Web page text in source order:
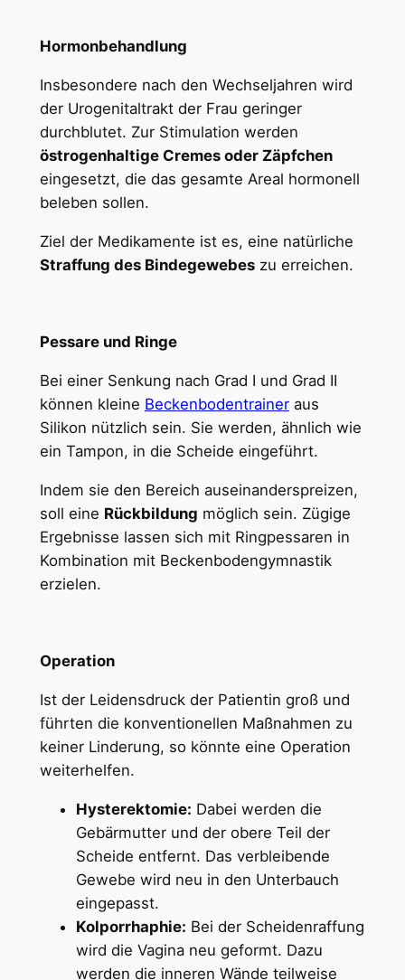
Hormonbehandlung
Insbesondere nach den Wechseljahren wird
der Urogenitaltrakt der Frau geringer
durchblutet. Zur Stimulation werden
östrogenhaltige Cremes oder Zäpfchen
eingesetzt, die das gesamte Areal hormonell
beleben sollen.
Ziel der Medikamente ist es, eine natürliche
Straffung des Bindegewebeszu erreichen.
Pessare und Ringe
Bei einer Senkung nach Grad I und Grad II
können kleine Beckenbodentraineraus
Silikon nützlich sein. Sie werden, ähnlich wie
ein Tampon, in die Scheide eingeführt.
Indem sie den Bereich auseinanderspreizen,
soll eine Rückbildung möglich sein. Zügige
Ergebnisse lassen sich mit Ringpessaren in
Kombination mit Beckenbodengymnastik
erzielen.
Operation
Ist der Leidensdruck der Patientin groß und
führten die konventionellen Maßnahmen zu
keiner Linderung, so könnte eine Operation
weiterhelfen.
Hysterektomie: Dabei werden die
Gebärmutter und der obere Teil der
Scheide entfernt. Das verbleibende
Gewebe wird neu in den Unterbauch
eingepasst.
Kolporrhaphie: Bei der Scheidenraffung
wird die Vagina neu geformt. Dazu
werden die inneren Wände teilweise